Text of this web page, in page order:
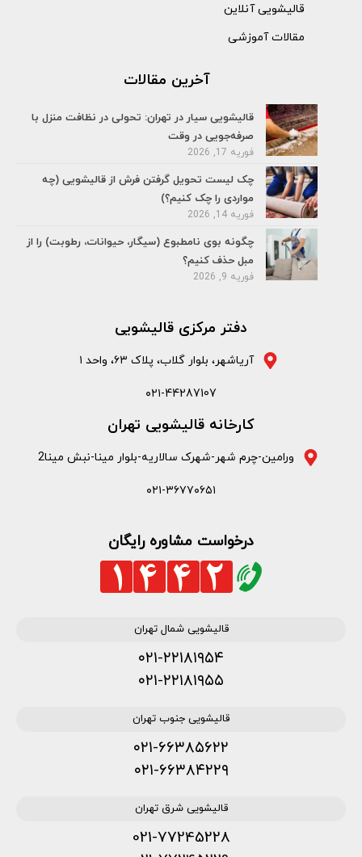
قالیشویی آنلاین
مقالات آموزشی
آخرین مقالات
قالیشویی سیار در تهران: تحولی در نظافت منزل با
صرفه‌جویی در وقت
فوریه 17, 2026
چک لیست تحویل گرفتن فرش از قالیشویی (چه
مواردی را چک کنیم؟)
فوریه 14, 2026
چگونه بوی نامطبوع (سیگار، حیوانات، رطوبت) را از
مبل حذف کنیم؟
فوریه 9, 2026
دفتر مرکزی قالیشویی
آریاشهر، بلوار گلاب، پلاک ۶۳، واحد ۱
۰۲۱-44287107
کارخانه قالیشویی تهران
ورامین-چرم شهر-شهرک سالاریه-بلوار مینا-نبش مینا2
۰۲۱-۳۶۷۷۰۶۵۱
درخواست مشاوره رایگان
قالیشویی شمال تهران
۰۲۱-۲۲۱۸۱۹۵۴
۰۲۱-۲۲۱۸۱۹۵۵
قالیشویی جنوب تهران
۰۲۱-۶۶۳۸۵۶۲۲
۰۲۱-۶۶۳۸۴۲۲۹
قالیشویی شرق تهران
021-77245228